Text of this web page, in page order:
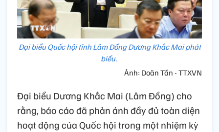
Đại biểu Quốc hội tỉnh Lâm Đồng Dương Khắc Mai phát
biểu.
Ảnh: Doãn Tấn - TTXVN
Đại biểu Dương Khắc Mai (Lâm Đồng) cho
rằng, báo cáo đã phản ánh đầy đủ toàn diện
hoạt động của Quốc hội trong một nhiệm kỳ